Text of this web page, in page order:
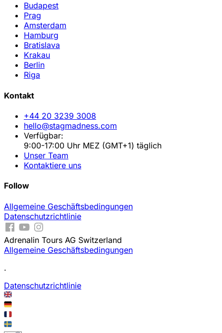
Budapest
Prag
Amsterdam
Hamburg
Bratislava
Krakau
Berlin
Riga
Kontakt
+44 20 3239 3008
hello@stagmadness.com
Verfügbar:
9:00-17:00 Uhr MEZ (GMT+1) täglich
Unser Team
Kontaktiere uns
Follow
Allgemeine Geschäftsbedingungen
Datenschutzrichtlinie
Adrenalin Tours AG Switzerland
Allgemeine Geschäftsbedingungen
.
Datenschutzrichtlinie